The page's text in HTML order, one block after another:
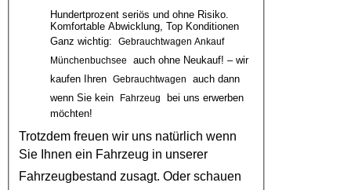
Hundertprozent seriös und ohne Risiko.
Komfortable Abwicklung, Top Konditionen
Ganz wichtig:
Gebrauchtwagen Ankauf
Münchenbuchsee
auch ohne Neukauf! – wir
kaufen Ihren Gebrauchtwagen
auch dann
wenn Sie kein
Fahrzeug
bei uns erwerben
möchten!
Trotzdem freuen wir uns natürlich wenn
Sie Ihnen ein Fahrzeug in unserer
Fahrzeugbestand zusagt. Oder schauen